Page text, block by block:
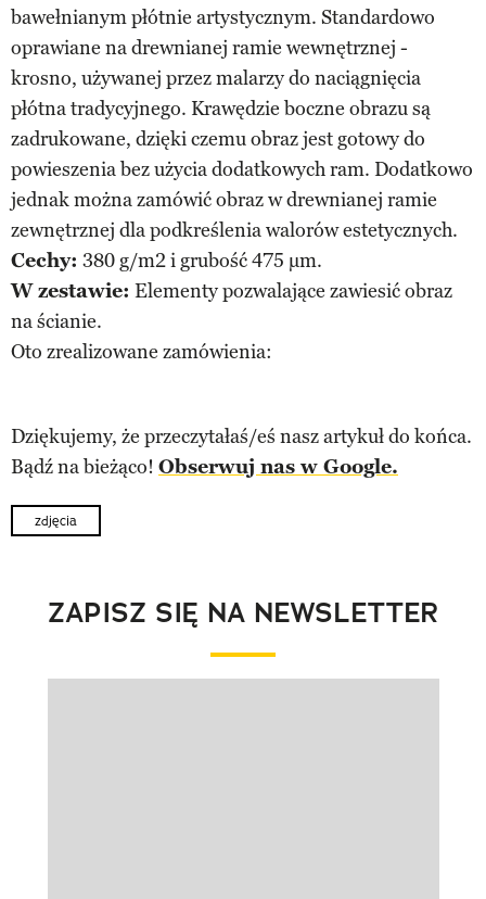
bawełnianym płótnie artystycznym. Standardowo
oprawiane na drewnianej ramie wewnętrznej -
krosno, używanej przez malarzy do naciągnięcia
płótna tradycyjnego. Krawędzie boczne obrazu są
zadrukowane, dzięki czemu obraz jest gotowy do
powieszenia bez użycia dodatkowych ram. Dodatkowo
jednak można zamówić obraz w drewnianej ramie
zewnętrznej dla podkreślenia walorów estetycznych.
Cechy: 380 g/m2 i grubość 475 µm.
W zestawie: Elementy pozwalające zawiesić obraz
na ścianie.
Oto zrealizowane zamówienia:
Dziękujemy, że przeczytałaś/eś nasz artykuł do końca.
Bądź na bieżąco! Obserwuj nas w Google.
zdjęcia
ZAPISZ SIĘ NA NEWSLETTER